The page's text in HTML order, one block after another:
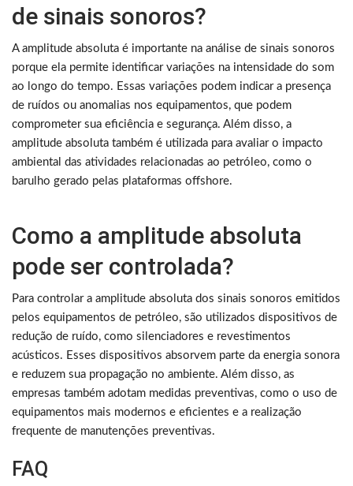
de sinais sonoros?
A amplitude absoluta é importante na análise de sinais sonoros
porque ela permite identificar variações na intensidade do som
ao longo do tempo. Essas variações podem indicar a presença
de ruídos ou anomalias nos equipamentos, que podem
comprometer sua eficiência e segurança. Além disso, a
amplitude absoluta também é utilizada para avaliar o impacto
ambiental das atividades relacionadas ao petróleo, como o
barulho gerado pelas plataformas offshore.
Como a amplitude absoluta
pode ser controlada?
Para controlar a amplitude absoluta dos sinais sonoros emitidos
pelos equipamentos de petróleo, são utilizados dispositivos de
redução de ruído, como silenciadores e revestimentos
acústicos. Esses dispositivos absorvem parte da energia sonora
e reduzem sua propagação no ambiente. Além disso, as
empresas também adotam medidas preventivas, como o uso de
equipamentos mais modernos e eficientes e a realização
frequente de manutenções preventivas.
FAQ